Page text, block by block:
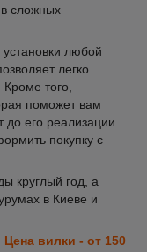
сложных
любой
легко
того,
поможет вам
до его реализации.
покупку с
круглый год, а
в Киеве и
вилки - от 150